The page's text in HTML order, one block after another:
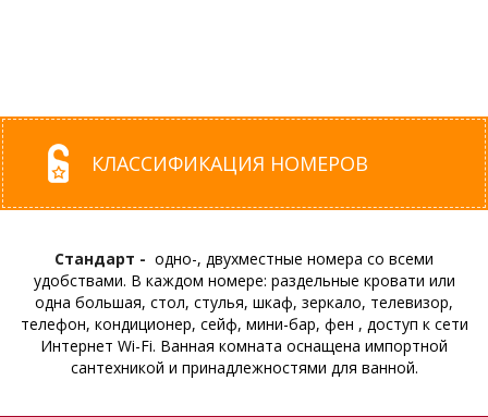
КЛАССИФИКАЦИЯ НОМЕРОВ
Стандарт - одно-, двухместные номера со всеми
удобствами. В каждом номере: раздельные кровати или
одна большая, стол, стулья, шкаф, зеркало, телевизор,
телефон, кондиционер, сейф, мини-бар, фен , доступ к сети
Интернет Wi-Fi. Ванная комната оснащена импортной
сантехникой и принадлежностями для ванной.